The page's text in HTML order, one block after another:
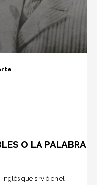
O LA PALABRA
que sirvió en el